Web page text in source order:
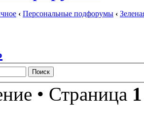
‹ Персональные подфорумы ‹
• Страница 1